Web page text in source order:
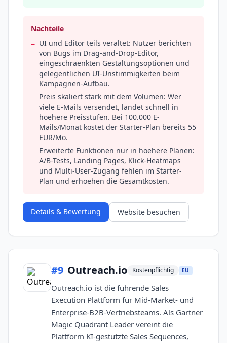
Nachteile
− UI und Editor teils veraltet: Nutzer berichten
von Bugs im Drag-and-Drop-Editor,
eingeschraenkten Gestaltungsoptionen und
gelegentlichen UI-Unstimmigkeiten beim
Kampagnen-Aufbau.
− Preis skaliert stark mit dem Volumen: Wer
viele E-Mails versendet, landet schnell in
hoehere Preisstufen. Bei 100.000 E-
Mails/Monat kostet der Starter-Plan bereits 55
EUR/Mo.
− Erweiterte Funktionen nur in hoehere Plänen:
A/B-Tests, Landing Pages, Klick-Heatmaps
und Multi-User-Zugang fehlen im Starter-
Plan und erhoehen die Gesamtkosten.
Details & Bewertung Website besuchen
#9 Outreach.io Kostenpflichtig EU
Outreach.io ist die fuhrende Sales
Execution Plattform fur Mid-Market- und
Enterprise-B2B-Vertriebsteams. Als Gartner
Magic Quadrant Leader vereint die
Plattform KI-gestutzte Sales Sequences,